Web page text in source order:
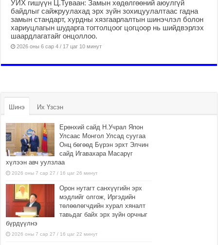
УИХ гишүүн Ц.Туваан: Замын хөдөлгөөний аюулгүй
байдлыг сайжруулахад эрх зүйн зохицуулалтаас гадна
замын стандарт, хурдны хязгаарлалтын шинэчлэл болон
хариуцлагын шударга тогтолцоог цогцоор нь шийдвэрлэх
шаардлагатайг онцоллоо.
2026 оны 6 сар 4 / 17 цаг 10 минут
Шинэ Их Үзсэн
Ерөнхий сайд Н.Учрал Япон
Улсаас Монгол Улсад суугаа
Онц бөгөөд Бүрэн эрхт Элчин
сайд Игавахара Масарүг
хүлээн авч уулзлаа
2026 оны 7 сар 27 / 16 цаг 26 минут
Орон нутагт санхүүгийн эрх
мэдлийг олгож, Иргэдийн
төлөөлөгчдийн хурал хяналт
тавьдаг байх эрх зүйн орчныг
бүрдүүлнэ
2026 оны 7 сар 27 / 16 цаг 22 минут